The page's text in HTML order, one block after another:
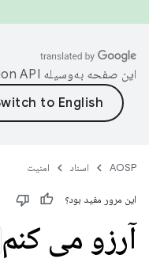
این صفحه به‌وسیله
AOSP اسناد امنیت
این مرور مفید بود؟
آرزو می کنم